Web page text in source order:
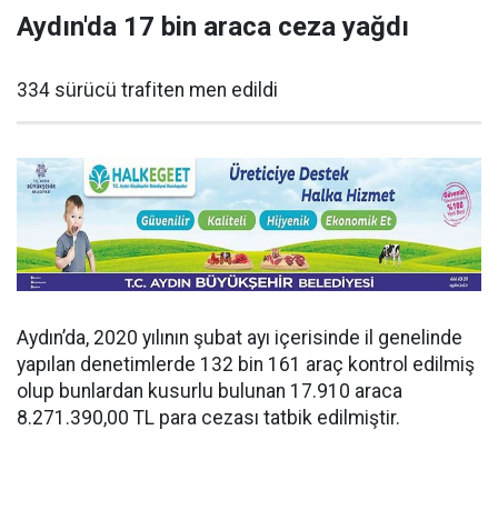
Aydın'da 17 bin araca ceza yağdı
334 sürücü trafiten men edildi
Aydın’da, 2020 yılının şubat ayı içerisinde il genelinde
yapılan denetimlerde 132 bin 161 araç kontrol edilmiş
olup bunlardan kusurlu bulunan 17.910 araca
8.271.390,00 TL para cezası tatbik edilmiştir.